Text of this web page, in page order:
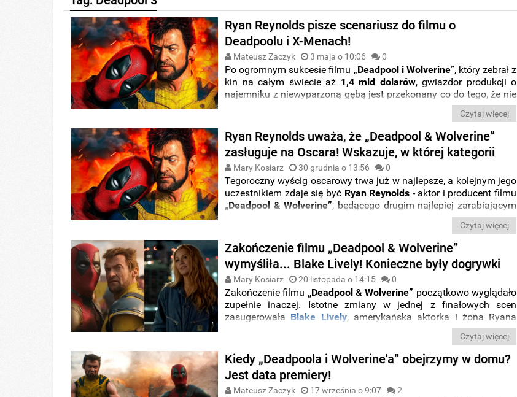
Ryan Reynolds pisze scenariusz do filmu o
Deadpoolu i X-Menach!
Mateusz Zaczyk 3 maja o 10:06 0
Po ogromnym sukcesie filmu „Deadpool i Wolverine”, który zebrał z
kin na całym świecie aż 1,4 mld dolarów, gwiazdor produkcji o
najemniku z niewyparzoną gębą jest przekonany co do tego, że nie
warto już wracać do solowych przygód Deadpoola. Z najnowszych
informacji pochodzących z wiarygodnego źródła wynika, żeRyan
Reynoldspracuje właśnie nad pomysłem stworzeniafilmu o
przygodach Deadpoola i kilku X-Menów!
Czytaj więcej
Ryan Reynolds uważa, że „Deadpool & Wolverine”
zasługuje na Oscara! Wskazuje, w której kategorii
Mary Kosiarz 30 grudnia o 13:56 0
Tegoroczny wyścig oscarowy trwa już w najlepsze, a kolejnym jego
uczestnikiem zdaje się być Ryan Reynolds - aktor i producent filmu
„Deadpool & Wolverine”, będącego drugim najlepiej zarabiającym
blockbusterem tego roku. Odtwórca roli Wade'a Wilsona uważa, że
jego najnowsza produkcja zasługuje na zdobycie Oscara w
przynajmniej jednej kategorii. Aktor podzielił się swoimi
przemyśleniami w wywiadzie dla IndieWire.
Czytaj więcej
Zakończenie filmu „Deadpool & Wolverine”
wymyśliła... Blake Lively! Konieczne były dogrywki
Mary Kosiarz 20 listopada o 14:15 0
Zakończenie filmu „Deadpool & Wolverine” początkowo wyglądało
zupełnie inaczej. Istotne zmiany w jednej z finałowych scen
zasugerowała Blake Lively, amerykańska aktorka i żona Ryana
Reynoldsa, odtwórcy głównej roli. Za namową Lively, twórcy
zdecydowali się na modyfikację zakończenia i dodatkowe
nagrywki.
Czytaj więcej
Kiedy „Deadpoola i Wolverine'a” obejrzymy w domu?
Jest data premiery!
Mateusz Zaczyk 17 września o 9:07 2